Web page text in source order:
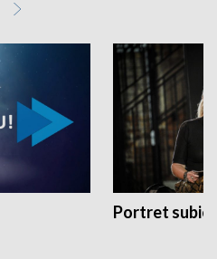
Portret